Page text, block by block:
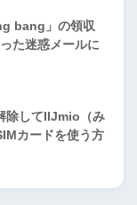
bang」の領収
た迷惑メールに
除してIIJmio（み
カードを使う方